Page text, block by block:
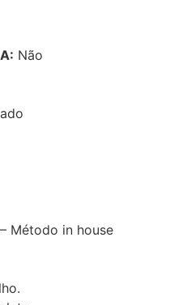
Não
– Método in house